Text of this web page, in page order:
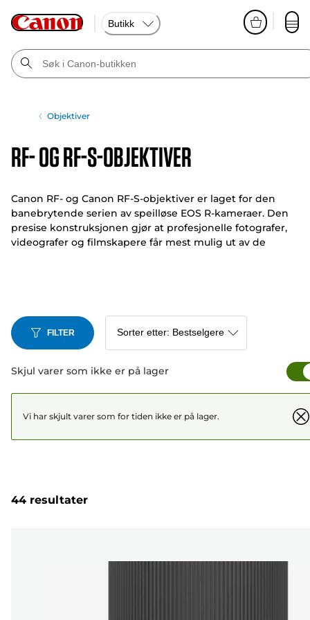
Butikk
Objektiver
RF- og RF-S-objektiver
Canon RF- og Canon RF-S-objektiver er laget for den
banebrytende serien av speilløse EOS R-kameraer. Den
presise konstruksjonen gjør at profesjonelle fotografer,
videografer og filmskapere får mest mulig ut av de
FILTER
Skjul varer som ikke er på lager
Vi har skjult varer som for tiden ikke er på lager.
44 resultater